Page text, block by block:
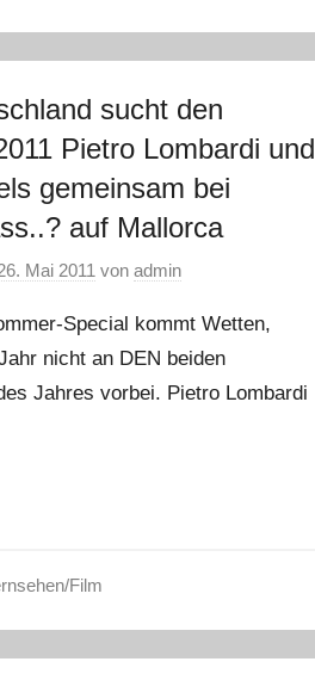
sucht den
Pietro Lombardi und
gemeinsam bei
auf Mallorca
Mai 2011 von admin
Special kommt Wetten,
nicht an DEN beiden
Jahres vorbei. Pietro Lombardi
Film